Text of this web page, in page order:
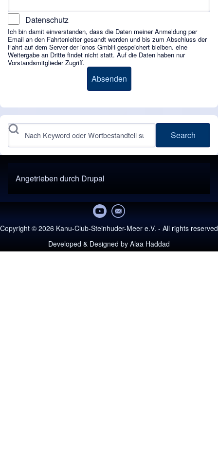
Datenschutz
Ich bin damit einverstanden, dass die Daten meiner Anmeldung per
Email an den Fahrtenleiter gesandt werden und bis zum Abschluss der
Fahrt auf dem Server der ionos GmbH gespeichert bleiben. eine
Weitergabe an Dritte findet nicht statt. Auf die Daten haben nur
Vorstandsmitglieder Zugriff.
Search
Angetrieben durch Drupal
Copyright © 2026 Kanu-Club-Steinhuder-Meer e.V. - All rights reserved
Developed & Designed by Alaa Haddad